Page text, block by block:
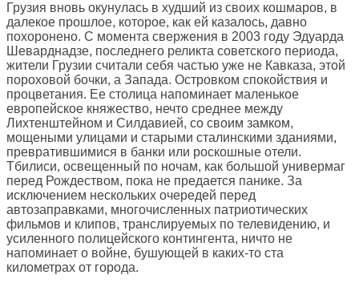
Грузия вновь окунулась в худший из своих кошмаров, в
далекое прошлое, которое, как ей казалось, давно
похоронено. С момента свержения в 2003 году Эдуарда
Шеварднадзе, последнего реликта советского периода,
жители Грузии считали себя частью уже не Кавказа, этой
пороховой бочки, а Запада. Островком спокойствия и
процветания. Ее столица напоминает маленькое
европейское княжество, нечто среднее между
Лихтенштейном и Силдавией, со своим замком,
мощеными улицами и старыми сталинскими зданиями,
превратившимися в банки или роскошные отели.
Тбилиси, освещенный по ночам, как большой универмаг
перед Рождеством, пока не предается панике. За
исключением нескольких очередей перед
автозаправками, многочисленных патриотических
фильмов и клипов, транслируемых по телевидению, и
усиленного полицейского контингента, ничто не
напоминает о войне, бушующей в каких-то ста
километрах от города.